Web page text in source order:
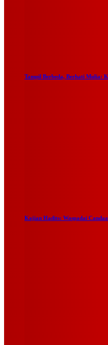
Tampil Berbeda, Berhati Mulia:
Kajian Hadits: Waspadai